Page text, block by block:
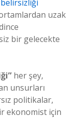
uzak
bir gelecekte
her şey,
unsurları
politikalar,
ekonomist için